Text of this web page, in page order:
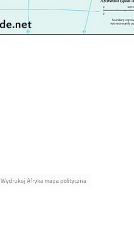
Wydrukuj Afryka mapa polityczna